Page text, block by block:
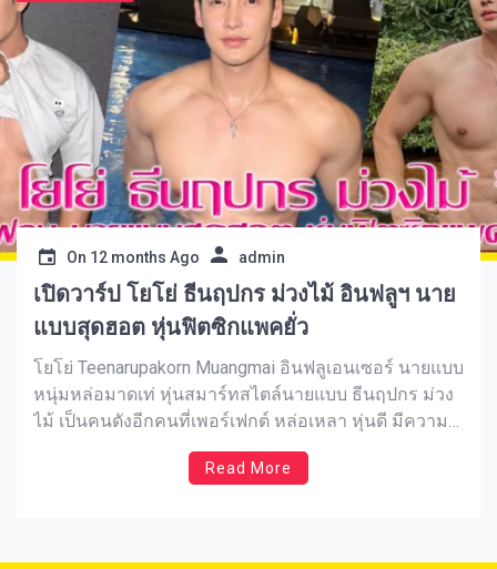
On 12 months Ago admin
เปิดวาร์ป โยโย่ ธีนฤปกร ม่วงไม้ อินฟลูฯ นาย
แบบสุดฮอต หุ่นฟิตซิกแพคยั่ว
โยโย่ Teenarupakorn Muangmai อินฟลูเอนเซอร์ นายแบบ
หนุ่มหล่อมาดเท่ หุ่นสมาร์ทสไตล์นายแบบ ธีนฤปกร ม่วง
ไม้ เป็นคนดังอีกคนที่เพอร์เฟกต์ หล่อเหลา หุ่นดี มีความ
สามารถรอบด้าน ไม่ว่าจะเป็นความสามารถทางด้านกา
ถ่ายแบบ เดินแบบ การันตีได้จากรางวัลล่าสุดที่ได้คว้ามา
Read More